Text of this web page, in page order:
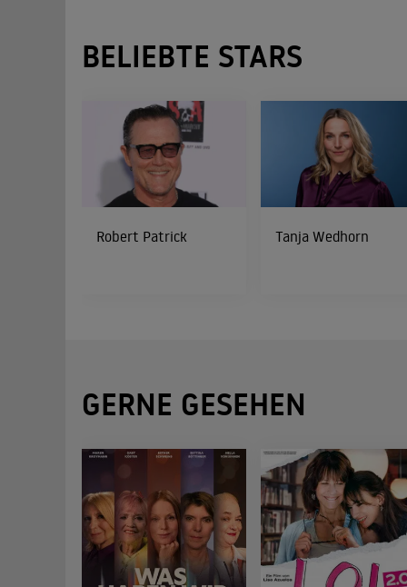
BELIEBTE STARS
Robert Patrick Tanja Wedhorn
GERNE GESEHEN